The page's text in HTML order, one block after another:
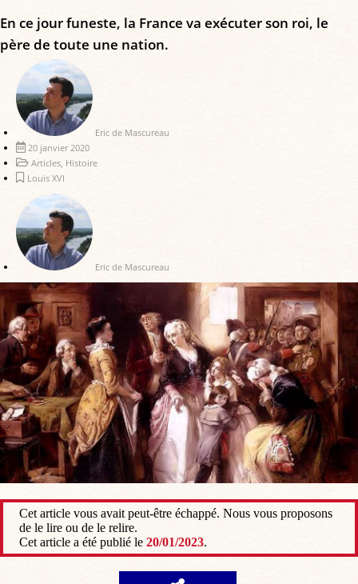
En ce jour funeste, la France va exécuter son roi, le
père de toute une nation.
Eric de Mascureau
20 janvier 2020
Articles Histoire
Louis XVI
Eric de Mascureau
Cet article vous avait peut-être échappé. Nous vous proposons
de le lire ou de le relire.
Cet article a été publié le 20/01/2023.